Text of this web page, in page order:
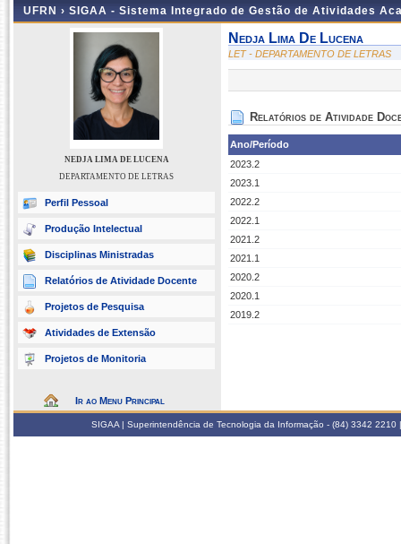
UFRN › SIGAA - Sistema Integrado de Gestão de Atividades
NEDJA LIMA DE LUCENA
DEPARTAMENTO DE LETRAS
Perfil Pessoal
Produção Intelectual
Disciplinas Ministradas
Relatórios de Atividade Docente
Projetos de Pesquisa
Atividades de Extensão
Projetos de Monitoria
Ir ao Menu Principal
Nedja Lima De Lucena
LET - DEPARTAMENTO DE LETRAS
Relatórios de Atividade
Ano/Período
2023.2
2023.1
2022.2
2022.1
2021.2
2021.1
2020.2
2020.1
2019.2
SIGAA | Superintendência de Tecnologia da Informação - (84) 3342